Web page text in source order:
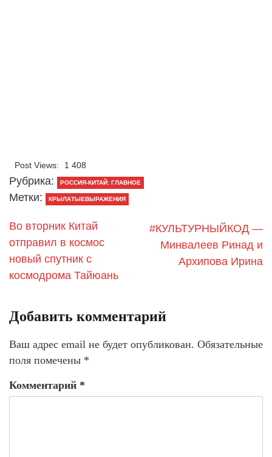
Post Views: 1 408
Рубрика: РОССИЯ-КИТАЙ: ГЛАВНОЕ
Метки: КРЫЛАТЫЕВЫРАЖЕНИЯ
Во вторник Китай
отправил в космос
новый спутник с
космодрома Тайюань
#КУЛЬТУРНЫЙКОД —
Минвалеев Ринад и
Архипова Ирина
Добавить комментарий
Ваш адрес email не будет опубликован. Обязательные
поля помечены *
Комментарий *